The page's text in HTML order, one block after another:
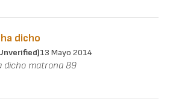
dicho
13 Mayo 2014
dicho matrona 89